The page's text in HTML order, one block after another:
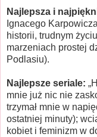
Najlepsza i
Ignacego
historii, trudnym
marzeniach prostej
Podlasiu).
Najlepsze seriale:
mnie już nic nie
trzymał mnie w
ostatniej minuty);
kobiet i feminizm w